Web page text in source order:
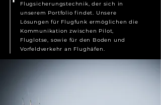
Flugsicherungstechnik, der sich in
unserem Portfolio findet. Unsere
Lösungen für Flugfunk ermöglichen die
Kommunikation zwischen Pilot,
Fluglotse, sowie für den Boden und
Vorfeldverkehr an Flughäfen.